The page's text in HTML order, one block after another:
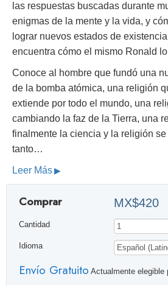
las respuestas buscadas durante
enigmas de la mente y la vida, y
lograr nuevos estados de
encuentra cómo el mismo Ronald
Conoce al hombre que fundó una
de la bomba atómica, una religión
extiende por todo el mundo, una
cambiando la faz de la Tierra, una
finalmente la ciencia y la religión
tanto…
Leer Más
Comprar MX$420
Cantidad
Idioma
Envío Gratuito Actualmente elegible